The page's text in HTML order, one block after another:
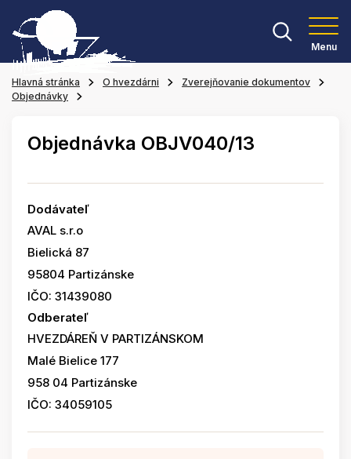
Menu
Hlavná stránka O hvezdárni
Zverejňovanie dokumentov
Objednávky
Objednávka OBJV040/13
Dodávateľ
AVAL s.r.o
Bielická 87
95804 Partizánske
IČO: 31439080
Odberateľ
HVEZDÁREŇ V PARTIZÁNSKOM
Malé Bielice 177
958 04 Partizánske
IČO: 34059105